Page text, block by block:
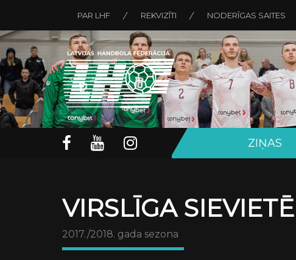
PAR LHF REKVIZĪTI NODERĪGAS SAITES
ZIŅAS
VIRSLĪGA
2017./2018. gada sezona